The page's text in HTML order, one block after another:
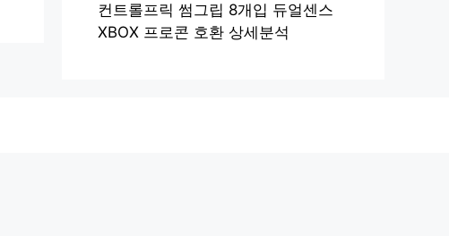
컨트롤프릭 썸그립 8개입 듀얼센스
XBOX 프로콘 호환 상세분석